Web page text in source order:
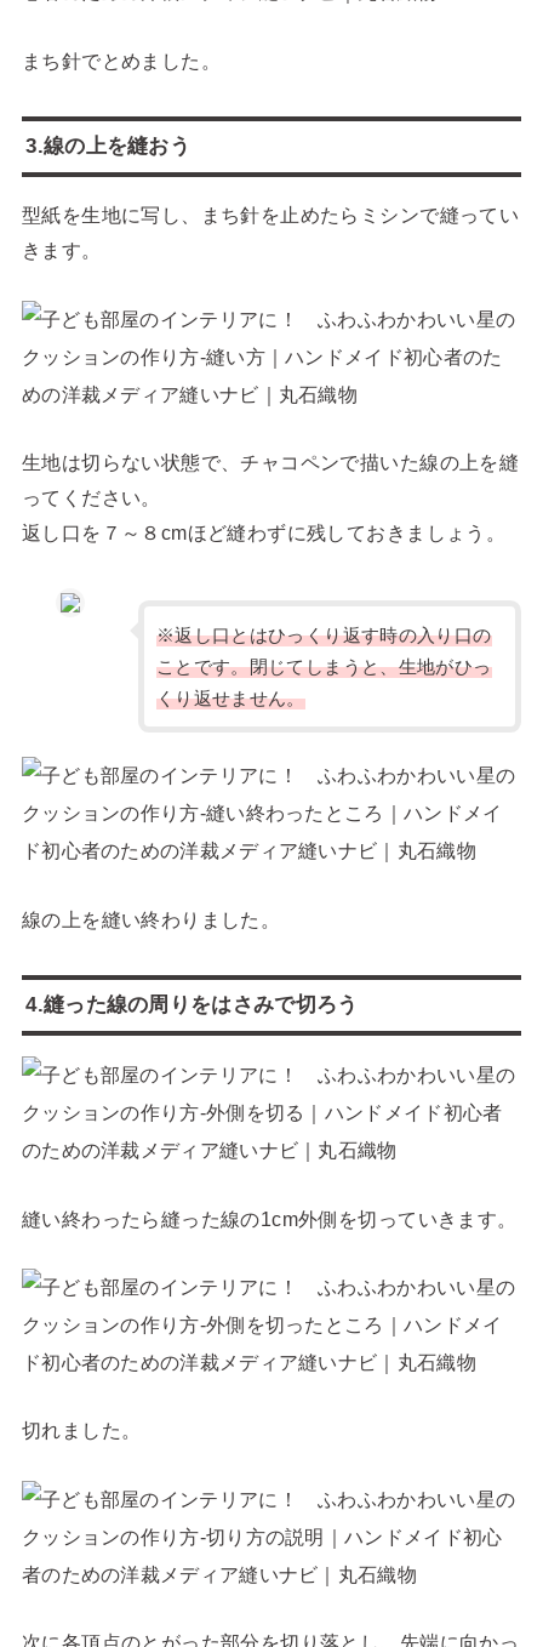
まち針でとめました。
3.線の上を縫おう
型紙を生地に写し、まち針を止めたらミシンで縫ってい
きます。
生地は切らない状態で、チャコペンで描いた線の上を縫
ってください。
返し口を７～８cmほど縫わずに残しておきましょう。
※返し口とはひっくり返す時の入り口の
ことです。閉じてしまうと、生地がひっ
くり返せません。
線の上を縫い終わりました。
4.縫った線の周りをはさみで切ろう
縫い終わったら縫った線の1cm外側を切っていきます。
切れました。
次に各頂点のとがった部分を切り落とし、先端に向かっ